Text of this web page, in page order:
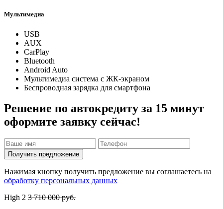
Мультимедиа
USB
AUX
CarPlay
Bluetooth
Android Auto
Мультимедиа система с ЖК-экраном
Беспроводная зарядка для смартфона
Решение по автокредиту за 15 минут
оформите заявку сейчас!
Получить предложение
Нажимая кнопку получить предложение вы соглашаетесь на
обработку персональных данных
High 2 3 710 000 руб.